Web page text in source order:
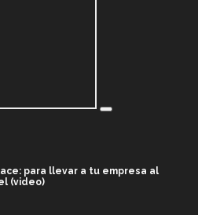
para llevar a tu empresa al
(video)